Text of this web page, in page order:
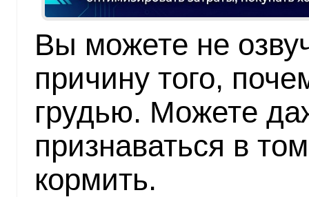
Вы можете не
причину того,
грудью. Можете
признаваться в
кормить.